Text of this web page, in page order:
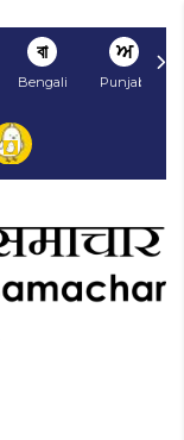
বা
Bengali
ਅ
Punjabi